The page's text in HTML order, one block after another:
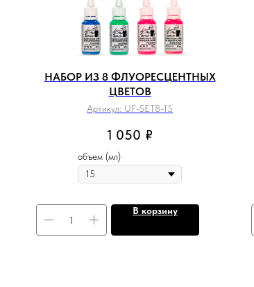
НАБОР ИЗ 8 ФЛУОРЕСЦЕНТНЫХ
ЦВЕТОВ
Артикул: UF-SET8-15
1 050 ₽
объем (мл)
В корзину